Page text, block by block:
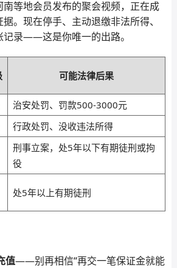
南等地会员发布的聚会视频，正在成
。现在停手、主动退缴非法所得、
记录——这是你唯一的出路。
可能法律后果
治安处罚、罚款500-3000元
行政处罚、没收违法所得
刑事立案，处5年以下有期徒刑或拘
役
处5年以上有期徒刑
值——别再相信“再交一笔保证金就能